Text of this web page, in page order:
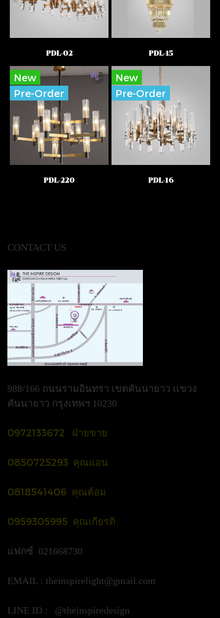
PDL-02 PDL-15
New
Pre-Order
PDL-220
New
Pre-Order
PDL-16
CONTACT US
988/166 ถนนรามอินทรา เขตคันนายาว เเขวง
คันนายาว กรุงเทพฯ 10230
0972133672 ฝ่ายขาย
0850725293 คุณแอน
0818541406 คุณต้อม
0959305995 คุณเกียรติ
แฟกซ์ 021668730
EMAIL : theinspirelight@gmail.com
LINE ID : @theinspiredesign